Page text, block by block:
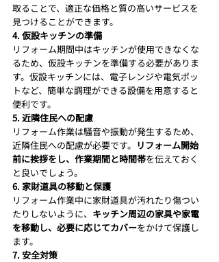
取ることで、適正な価格と質の高いサービスを
見つけることができます。
4. 仮設キッチンの準備
リフォーム期間中はキッチンが使用できなくな
るため、仮設キッチンを準備する必要がありま
す。仮設キッチンには、電子レンジや電気ポッ
トなど、簡単な調理ができる設備を用意すると
便利です。
5. 近隣住民への配慮
リフォーム作業は騒音や振動が発生するため、
近隣住民への配慮が必要です。 リフォーム開始
前に挨拶をし、作業期間と時間帯を伝えておく
と良いでしょう。
6. 家財道具の移動と保護
リフォーム作業中に家財道具が汚れたり傷つい
たりしないように、 キッチン周辺の家具や家電
を移動し、必要に応じてカバーをかけて保護し
ます。
7. 安全対策